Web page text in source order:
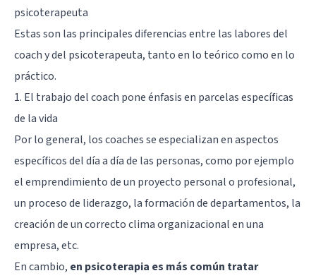
psicoterapeuta
Estas son las principales diferencias entre las labores del
coach y del psicoterapeuta, tanto en lo teórico como en lo
práctico.
1. El trabajo del coach pone énfasis en parcelas específicas
de la vida
Por lo general, los coaches se especializan en aspectos
específicos del día a día de las personas, como por ejemplo
el emprendimiento de un proyecto personal o profesional,
un proceso de liderazgo, la formación de departamentos, la
creación de un correcto clima organizacional en una
empresa, etc.
En cambio, en psicoterapia es más común tratar